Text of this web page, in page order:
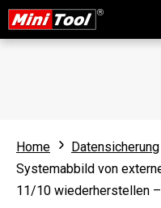
Home
Datensicherung
Systemabbild von
11/10 wiederherstellen